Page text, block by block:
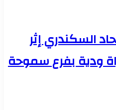
السكندري إثر
ودية بفرع سموحة